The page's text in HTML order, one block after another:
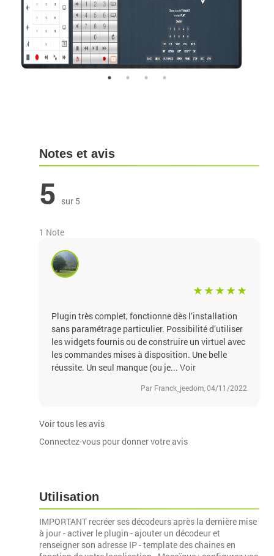
Notes et avis
5 sur 5
1 Note
Plugin très complet, fonctionne dès l’installation
sans paramétrage particulier. Possibilité d’utiliser
les widgets fournis ou de construire un virtuel avec
les commandes mises à disposition. Une belle
réussite. Un seul manque (ou je...Voir
Par Franck_jeedom, 04/11/2022
Voir tous les avis
Connectez-vous pour donner votre avis
Utilisation
IMPORTANT recréer ses décodeurs après la dernière mise
à jour - activer le plugin - ajouter un décodeur et
renseigner son adresse IP - template des chaines en